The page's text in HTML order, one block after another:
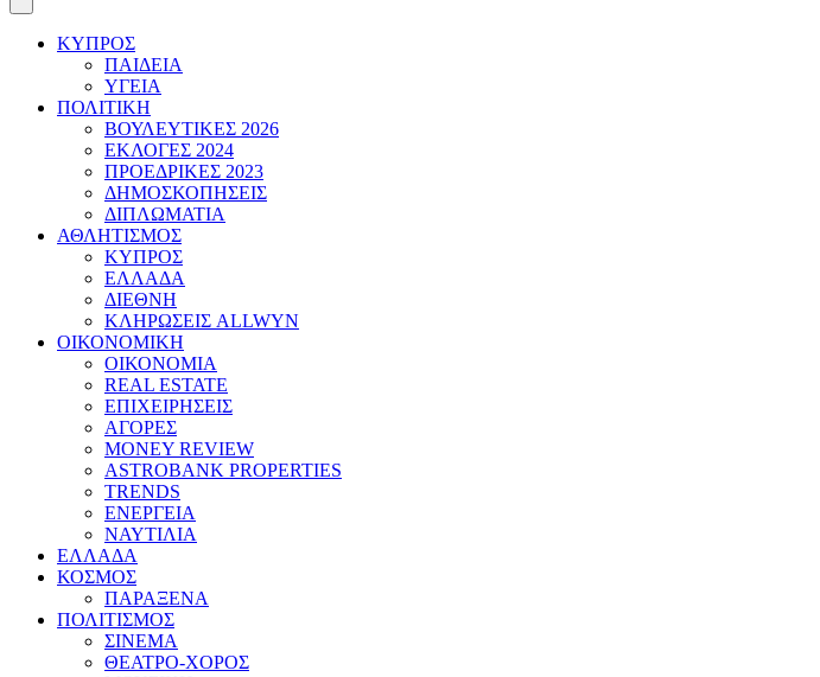
ΚΥΠΡΟΣ
ΠΑΙΔΕΙΑ
ΥΓΕΙΑ
ΠΟΛΙΤΙΚΗ
ΒΟΥΛΕΥΤΙΚΕΣ 2026
ΕΚΛΟΓΕΣ 2024
ΠΡΟΕΔΡΙΚΕΣ 2023
ΔΗΜΟΣΚΟΠΗΣΕΙΣ
ΔΙΠΛΩΜΑΤΙΑ
ΑΘΛΗΤΙΣΜΟΣ
ΚΥΠΡΟΣ
ΕΛΛΑΔΑ
ΔΙΕΘΝΗ
ΚΛΗΡΩΣΕΙΣ ALLWYN
ΟΙΚΟΝΟΜΙΚΗ
ΟΙΚΟΝΟΜΙΑ
REAL ESTATE
ΕΠΙΧΕΙΡΗΣΕΙΣ
ΑΓΟΡΕΣ
MONEY REVIEW
ASTROBANK PROPERTIES
TRENDS
ΕΝΕΡΓΕΙΑ
ΝΑΥΤΙΛΙΑ
ΕΛΛΑΔΑ
ΚΟΣΜΟΣ
ΠΑΡΑΞΕΝΑ
ΠΟΛΙΤΙΣΜΟΣ
ΣΙΝΕΜΑ
ΘΕΑΤΡΟ-ΧΟΡΟΣ